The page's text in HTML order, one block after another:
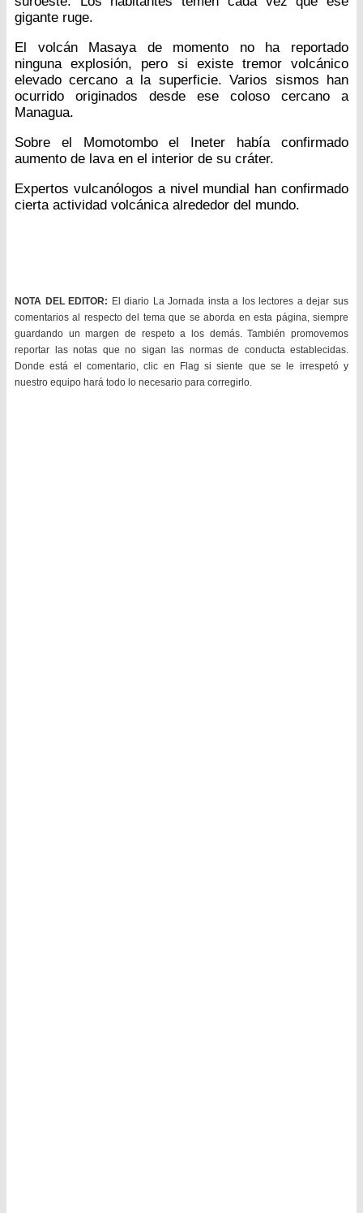
gigante ruge.
El volcán Masaya de momento no ha reportado
ninguna explosión, pero si existe tremor volcánico
elevado cercano a la superficie. Varios sismos han
ocurrido originados desde ese coloso cercano a
Managua.
Sobre el Momotombo el Ineter había confirmado
aumento de lava en el interior de su cráter.
Expertos vulcanólogos a nivel mundial han confirmado
cierta actividad volcánica alrededor del mundo.
NOTA DEL EDITOR: El diario La Jornada insta a los lectores a dejar sus
comentarios al respecto del tema que se aborda en esta página, siempre
guardando un margen de respeto a los demás. También promovemos
reportar las notas que no sigan las normas de conducta establecidas.
Donde está el comentario, clic en Flag si siente que se le irrespetó y
nuestro equipo hará todo lo necesario para corregirlo.